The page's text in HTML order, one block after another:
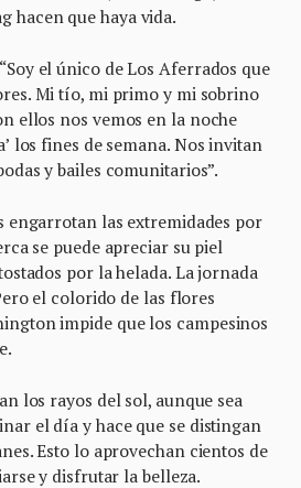
hacen que haya vida.
el único de Los Aferrados que
Mi tío, mi primo y mi sobrino
ellos nos vemos en la noche
los fines de semana. Nos invitan
y bailes comunitarios”.
engarrotan las extremidades por
se puede apreciar su piel
por la helada. La jornada
el colorido de las flores
impide que los campesinos
los rayos del sol, aunque sea
el día y hace que se distingan
Esto lo aprovechan cientos de
y disfrutar la belleza.